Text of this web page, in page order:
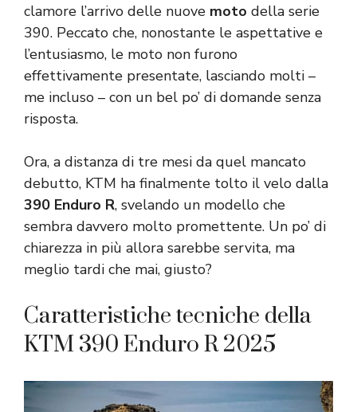
clamore l’arrivo delle nuove moto della serie
390. Peccato che, nonostante le aspettative e
l’entusiasmo, le moto non furono
effettivamente presentate, lasciando molti –
me incluso – con un bel po’ di domande senza
risposta.
Ora, a distanza di tre mesi da quel mancato
debutto, KTM ha finalmente tolto il velo dalla
390 Enduro R, svelando un modello che
sembra davvero molto promettente. Un po’ di
chiarezza in più allora sarebbe servita, ma
meglio tardi che mai, giusto?
Caratteristiche tecniche della
KTM 390 Enduro R 2025